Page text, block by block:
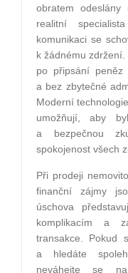
obratem
realitní
komunikaci se
k žádnému
po připsání
a bez zbytečné
Moderní
umožňují, aby
a bezpečnou
spokojenost všech
Při prodeji
finanční zájmy
úschova
komplikacím a
transakce. Pokud
a hledáte
neváhejte se